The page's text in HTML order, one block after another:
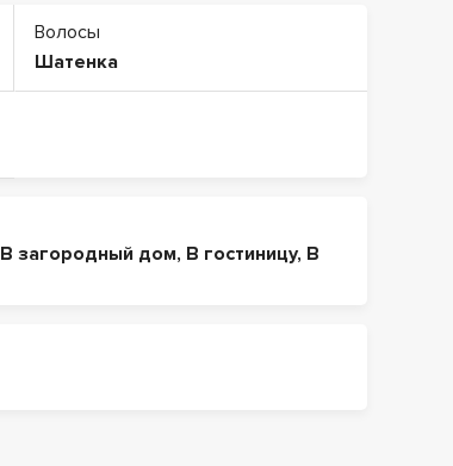
Волосы
Шатенка
В загородный дом, В гостиницу, В